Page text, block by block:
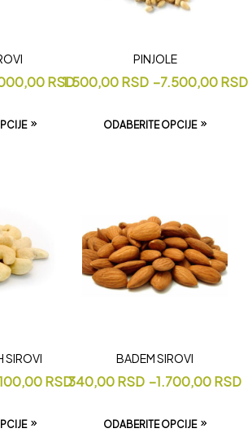
RSD
PINJOLE
1.500,00RSD –7.500,00RSD
ODABERITE OPCIJE
SIROVI
RSD
BADEM SIROVI
340,00RSD –1.700,00RSD
ODABERITE OPCIJE